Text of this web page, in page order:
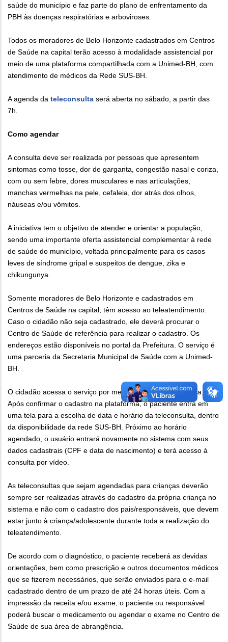
saúde do município e faz parte do plano de enfrentamento da
PBH às doenças respiratórias e arboviroses.
Todos os moradores de Belo Horizonte cadastrados em Centros
de Saúde na capital terão acesso à modalidade assistencial por
meio de uma plataforma compartilhada com a Unimed-BH, com
atendimento de médicos da Rede SUS-BH.
A agenda da teleconsulta será aberta no sábado, a partir das
7h.
Como agendar
A consulta deve ser realizada por pessoas que apresentem
sintomas como tosse, dor de garganta, congestão nasal e coriza,
com ou sem febre, dores musculares e nas articulações,
manchas vermelhas na pele, cefaleia, dor atrás dos olhos,
náuseas e/ou vômitos.
A iniciativa tem o objetivo de atender e orientar a população,
sendo uma importante oferta assistencial complementar à rede
de saúde do município, voltada principalmente para os casos
leves de síndrome gripal e suspeitos de dengue, zika e
chikungunya.
Somente moradores de Belo Horizonte e cadastrados em
Centros de Saúde na capital, têm acesso ao teleatendimento.
Caso o cidadão não seja cadastrado, ele deverá procurar o
Centro de Saúde de referência para realizar o cadastro. Os
endereços estão disponíveis no portal da Prefeitura. O serviço é
uma parceria da Secretaria Municipal de Saúde com a Unimed-
BH.
O cidadão acessa o serviço por meio do portal da Prefeitura.
Após confirmar o cadastro na plataforma, o paciente entra em
uma tela para a escolha de data e horário da teleconsulta, dentro
da disponibilidade da rede SUS-BH. Próximo ao horário
agendado, o usuário entrará novamente no sistema com seus
dados cadastrais (CPF e data de nascimento) e terá acesso à
consulta por vídeo.
As teleconsultas que sejam agendadas para crianças deverão
sempre ser realizadas através do cadastro da própria criança no
sistema e não com o cadastro dos pais/responsáveis, que devem
estar junto à criança/adolescente durante toda a realização do
teleatendimento.
De acordo com o diagnóstico, o paciente receberá as devidas
orientações, bem como prescrição e outros documentos médicos
que se fizerem necessários, que serão enviados para o e-mail
cadastrado dentro de um prazo de até 24 horas úteis. Com a
impressão da receita e/ou exame, o paciente ou responsável
poderá buscar o medicamento ou agendar o exame no Centro de
Saúde de sua área de abrangência.